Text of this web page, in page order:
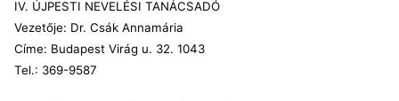
IV. ÚJPESTI NEVELÉSI TANÁCSADÓ
Vezetője: Dr. Csák Annamária
Címe: Budapest Virág u. 32. 1043
Tel.: 369-9587